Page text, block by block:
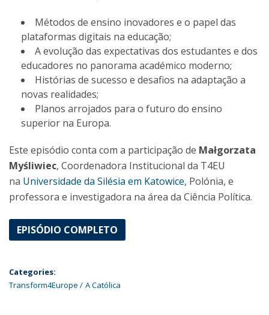
Métodos de ensino inovadores e o papel das
plataformas digitais na educação;
A evolução das expectativas dos estudantes e dos
educadores no panorama académico moderno;
Histórias de sucesso e desafios na adaptação a
novas realidades;
Planos arrojados para o futuro do ensino
superior na Europa.
Este episódio conta com a participação de Małgorzata
Myśliwiec, Coordenadora Institucional da T4EU
na Universidade da Silésia em Katowice, Polónia, e
professora e investigadora na área da Ciência Política.
EPISÓDIO COMPLETO
Categories:
Transform4Europe
A Católica